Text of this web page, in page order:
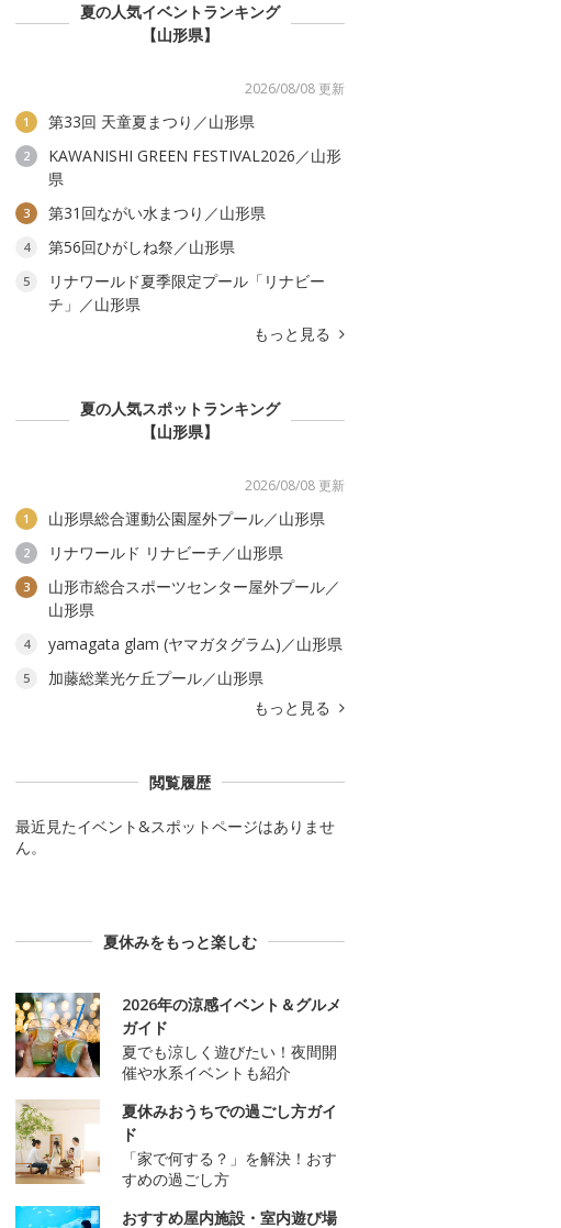
夏の人気イベントランキング
【山形県】
2026/08/08 更新
1 第33回 天童夏まつり／山形県
2
KAWANISHI GREEN FESTIVAL2026／山形
県
3 第31回ながい水まつり／山形県
4 第56回ひがしね祭／山形県
5
リナワールド夏季限定プール「リナビー
チ」／山形県
もっと見る
夏の人気スポットランキング
【山形県】
2026/08/08 更新
1 山形県総合運動公園屋外プール／山形県
2 リナワールド リナビーチ／山形県
3
山形市総合スポーツセンター屋外プール／
山形県
4 yamagata glam (ヤマガタグラム)／山形県
5
加藤総業光ケ丘プール／山形県
もっと見る
閲覧履歴
最近見たイベント&スポットページはありませ
ん。
夏休みをもっと楽しむ
2026年の涼感イベント＆グルメ
ガイド
夏でも涼しく遊びたい！夜間開
催や水系イベントも紹介
夏休みおうちでの過ごし方ガイ
ド
「家で何する？」を解決！おす
すめの過ごし方
おすすめ屋内施設・室内遊び場